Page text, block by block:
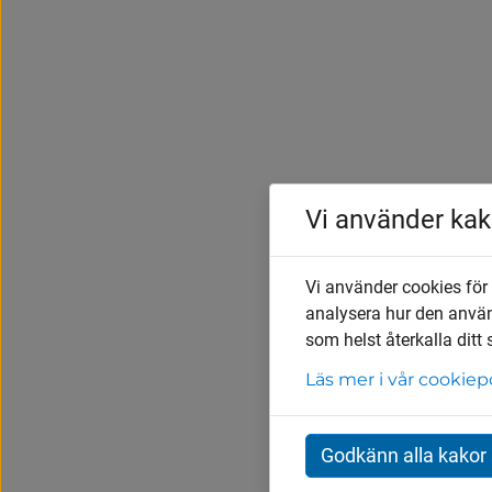
Vi använder
Vi använder cookies
analysera hur den
som helst återkalla ditt
Läs mer i vår
Godkänn alla kakor